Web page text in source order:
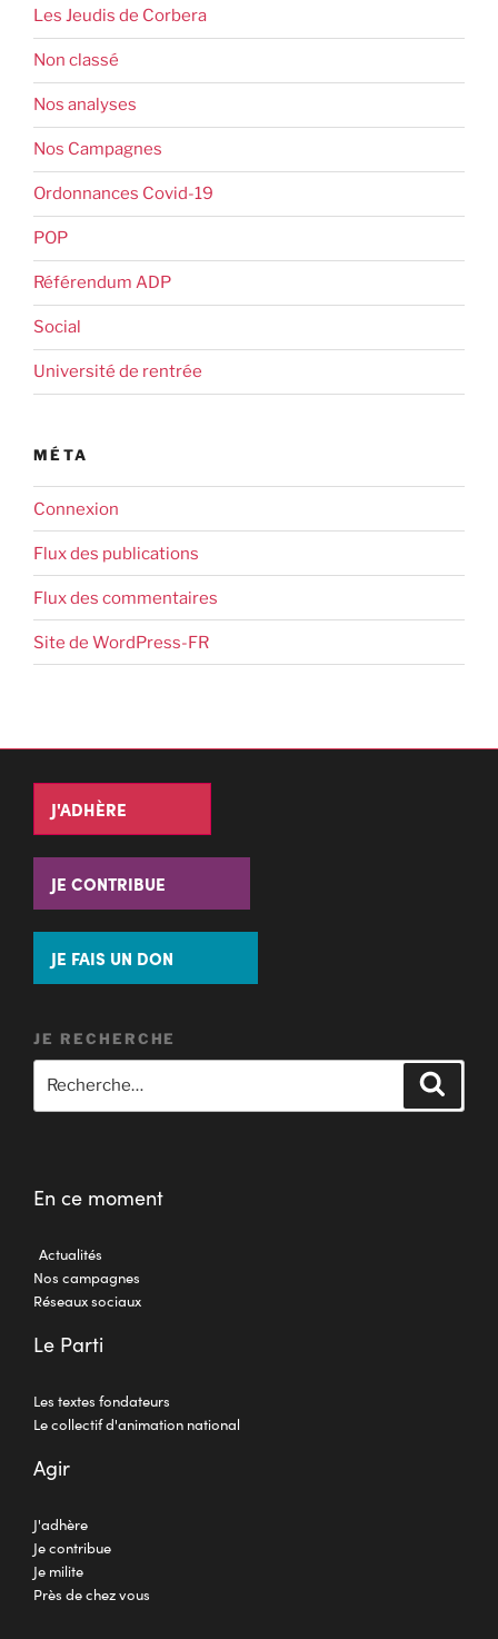
Les Jeudis de Corbera
Non classé
Nos analyses
Nos Campagnes
Ordonnances Covid-19
POP
Référendum ADP
Social
Université de rentrée
MÉTA
Connexion
Flux des publications
Flux des commentaires
Site de WordPress-FR
J'ADHÈRE
JE CONTRIBUE
JE FAIS UN DON
JE RECHERCHE
En ce moment
Actualités
Nos campagnes
Réseaux sociaux
Le Parti
Les textes fondateurs
Le collectif d'animation national
Agir
J'adhère
Je contribue
Je milite
Près de chez vous